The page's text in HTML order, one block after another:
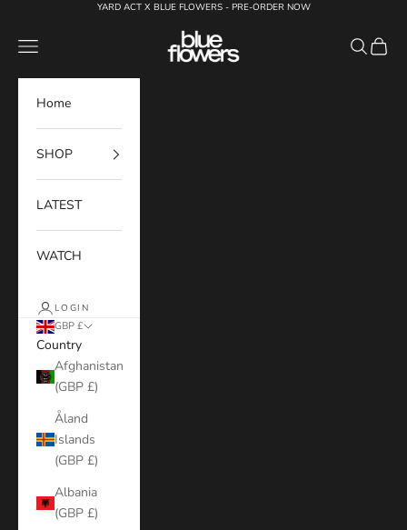
YARD ACT X BLUE FLOWERS - PRE-ORDER NOW
Blue Flowers
Navigation menu Search
Cart
Home
SHOP
LATEST
WATCH
LOGIN
GBP £
Country
Afghanistan
(GBP £)
Åland
Islands
(GBP £)
Albania
(GBP £)